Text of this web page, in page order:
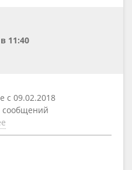
11:40
с 09.02.2018
сообщений